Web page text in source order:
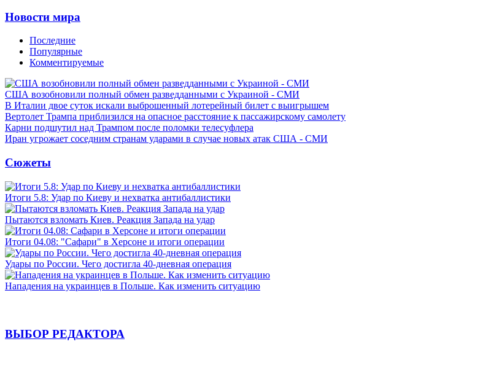
Новости мира
Последние
Популярные
Комментируемые
США возобновили полный обмен разведданными с Украиной - СМИ
В Италии двое суток искали выброшенный лотерейный билет с выигрышем
Вертолет Трампа приблизился на опасное расстояние к пассажирскому самолету
Карни подшутил над Трампом после поломки телесуфлера
Иран угрожает соседним странам ударами в случае новых атак США - СМИ
Сюжеты
Итоги 5.8: Удар по Киеву и нехватка антибаллистики
Пытаются взломать Киев. Реакция Запада на удар
Итоги 04.08: "Сафари" в Херсоне и итоги операции
Удары по России. Чего достигла 40-дневная операция
Нападения на украинцев в Польше. Как изменить ситуацию
ВЫБОР РЕДАКТОРА